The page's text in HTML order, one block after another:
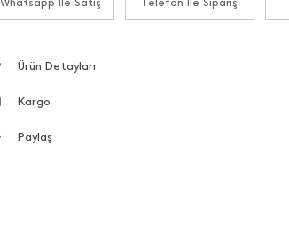
Whatsapp İle Satış Telefon İle Sipariş
Ürün Detayları
Kargo
Paylaş